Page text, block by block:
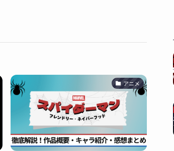
アニメ